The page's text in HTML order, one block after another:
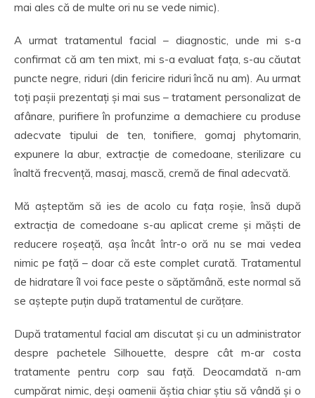
mai ales că de multe ori nu se vede nimic).
A urmat tratamentul facial – diagnostic, unde mi s-a
confirmat că am ten mixt, mi s-a evaluat fața, s-au căutat
puncte negre, riduri (din fericire riduri încă nu am). Au urmat
toți pașii prezentați și mai sus – tratament personalizat de
afânare, purifiere în profunzime a demachiere cu produse
adecvate tipului de ten, tonifiere, gomaj phytomarin,
expunere la abur, extracție de comedoane, sterilizare cu
înaltă frecvență, masaj, mască, cremă de final adecvată.
Mă așteptăm să ies de acolo cu fața roșie, însă după
extracția de comedoane s-au aplicat creme și măști de
reducere roșeață, așa încât într-o oră nu se mai vedea
nimic pe față – doar că este complet curată. Tratamentul
de hidratare îl voi face peste o săptămână, este normal să
se aștepte puțin după tratamentul de curățare.
După tratamentul facial am discutat și cu un administrator
despre pachetele Silhouette, despre cât m-ar costa
tratamente pentru corp sau față. Deocamdată n-am
cumpărat nimic, deși oamenii ăștia chiar știu să vândă și o